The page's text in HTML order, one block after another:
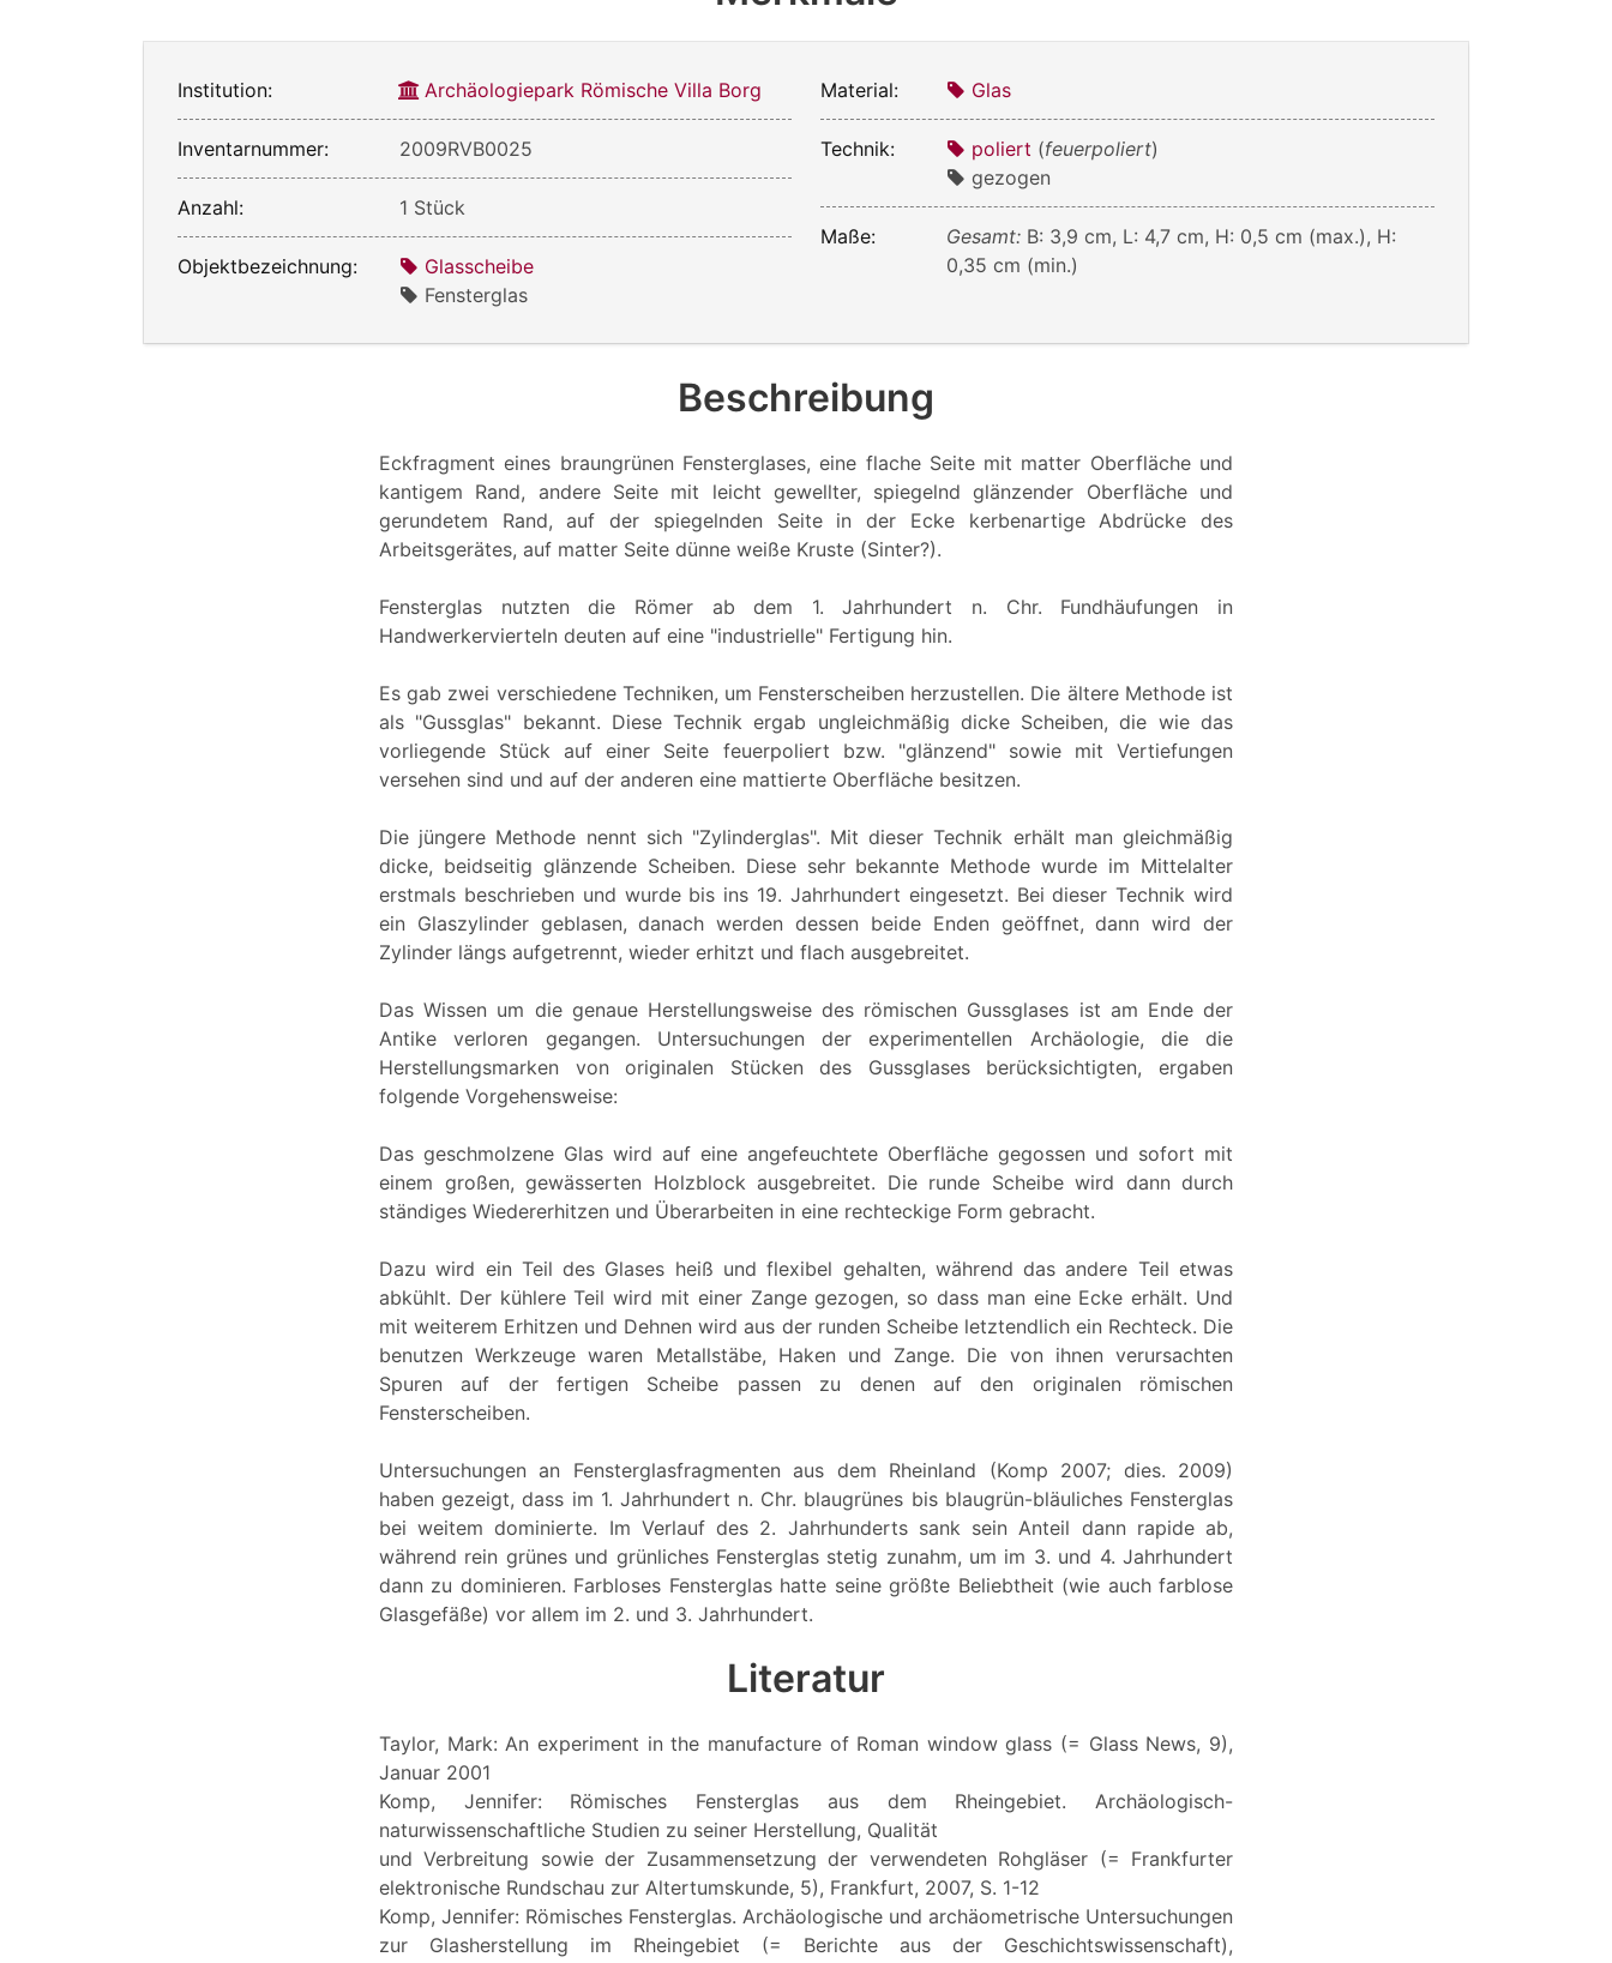
Institution: Archäologiepark Römische Villa Borg
Inventarnummer: 2009RVB0025
Anzahl: 1 Stück
Objektbezeichnung:
Glasscheibe
Fensterglas
Material: Glas
Technik: poliert (feuerpoliert)
gezogen
Maße: Gesamt: B: 3,9 cm, L: 4,7 cm, H: 0,5 cm (max.), H:
0,35 cm (min.)
Beschreibung
Eckfragment eines braungrünen Fensterglases, eine flache Seite mit matter Oberfläche und
kantigem Rand, andere Seite mit leicht gewellter, spiegelnd glänzender Oberfläche und
gerundetem Rand, auf der spiegelnden Seite in der Ecke kerbenartige Abdrücke des
Arbeitsgerätes, auf matter Seite dünne weiße Kruste (Sinter?).
Fensterglas nutzten die Römer ab dem 1. Jahrhundert n. Chr. Fundhäufungen in
Handwerkervierteln deuten auf eine "industrielle" Fertigung hin.
Es gab zwei verschiedene Techniken, um Fensterscheiben herzustellen. Die ältere Methode ist
als "Gussglas" bekannt. Diese Technik ergab ungleichmäßig dicke Scheiben, die wie das
vorliegende Stück auf einer Seite feuerpoliert bzw. "glänzend" sowie mit Vertiefungen
versehen sind und auf der anderen eine mattierte Oberfläche besitzen.
Die jüngere Methode nennt sich "Zylinderglas". Mit dieser Technik erhält man gleichmäßig
dicke, beidseitig glänzende Scheiben. Diese sehr bekannte Methode wurde im Mittelalter
erstmals beschrieben und wurde bis ins 19. Jahrhundert eingesetzt. Bei dieser Technik wird
ein Glaszylinder geblasen, danach werden dessen beide Enden geöffnet, dann wird der
Zylinder längs aufgetrennt, wieder erhitzt und flach ausgebreitet.
Das Wissen um die genaue Herstellungsweise des römischen Gussglases ist am Ende der
Antike verloren gegangen. Untersuchungen der experimentellen Archäologie, die die
Herstellungsmarken von originalen Stücken des Gussglases berücksichtigten, ergaben
folgende Vorgehensweise:
Das geschmolzene Glas wird auf eine angefeuchtete Oberfläche gegossen und sofort mit
einem großen, gewässerten Holzblock ausgebreitet. Die runde Scheibe wird dann durch
ständiges Wiedererhitzen und Überarbeiten in eine rechteckige Form gebracht.
Dazu wird ein Teil des Glases heiß und flexibel gehalten, während das andere Teil etwas
abkühlt. Der kühlere Teil wird mit einer Zange gezogen, so dass man eine Ecke erhält. Und
mit weiterem Erhitzen und Dehnen wird aus der runden Scheibe letztendlich ein Rechteck. Die
benutzen Werkzeuge waren Metallstäbe, Haken und Zange. Die von ihnen verursachten
Spuren auf der fertigen Scheibe passen zu denen auf den originalen römischen
Fensterscheiben.
Untersuchungen an Fensterglasfragmenten aus dem Rheinland (Komp 2007; dies. 2009)
haben gezeigt, dass im 1. Jahrhundert n. Chr. blaugrünes bis blaugrün-bläuliches Fensterglas
bei weitem dominierte. Im Verlauf des 2. Jahrhunderts sank sein Anteil dann rapide ab,
während rein grünes und grünliches Fensterglas stetig zunahm, um im 3. und 4. Jahrhundert
dann zu dominieren. Farbloses Fensterglas hatte seine größte Beliebtheit (wie auch farblose
Glasgefäße) vor allem im 2. und 3. Jahrhundert.
Literatur
Taylor, Mark: An experiment in the manufacture of Roman window glass (= Glass News, 9),
Januar 2001
Komp, Jennifer: Römisches Fensterglas aus dem Rheingebiet. Archäologisch-
naturwissenschaftliche Studien zu seiner Herstellung, Qualität
und Verbreitung sowie der Zusammensetzung der verwendeten Rohgläser (= Frankfurter
elektronische Rundschau zur Altertumskunde, 5), Frankfurt, 2007, S. 1-12
Komp, Jennifer: Römisches Fensterglas. Archäologische und archäometrische Untersuchungen
zur Glasherstellung im Rheingebiet (= Berichte aus der Geschichtswissenschaft),